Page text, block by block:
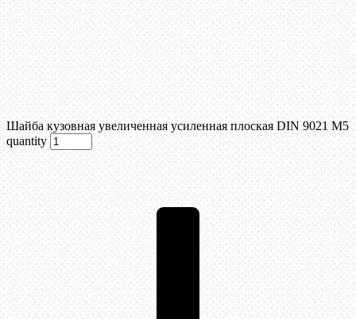
Шайба кузовная увеличенная усиленная плоская DIN 9021 М5
quantity